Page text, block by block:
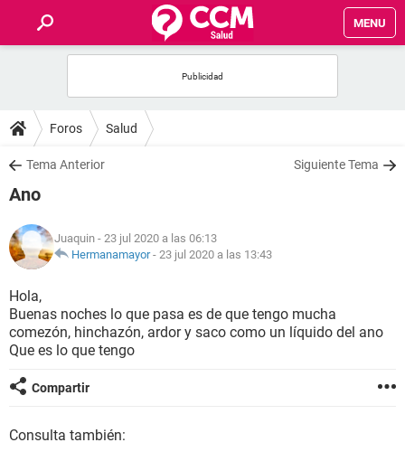
MENU
FOROS
SALUD
NUTRICIÓN
BIENESTAR
SEXUALIDAD
GLOSARIO
Foros Salud
Tema Anterior Siguiente Tema
Ano
Juaquin - 23 jul 2020 a las 06:13
Hermanamayor- 23 jul 2020 a las 13:43
Hola,
Buenas noches lo que pasa es de que tengo mucha
comezón, hinchazón, ardor y saco como un líquido del ano
Que es lo que tengo
Compartir
Consulta también: